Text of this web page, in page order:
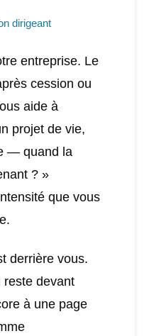
dirigeant
entreprise. Le
cession ou
aide à
projet de vie,
— quand la
? »
que vous
derrière vous.
reste devant
à une page